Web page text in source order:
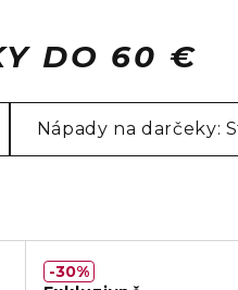
DO 60 €
Nápady na darčeky:
30%